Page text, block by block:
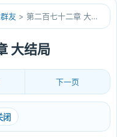
友 > 第二百七十二章 大结局
大结局
下一页
闭